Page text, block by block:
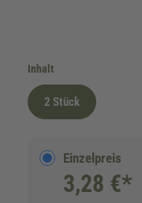
Inhaltauswählen
2 Stück
Einzelpreis
3,28 €*